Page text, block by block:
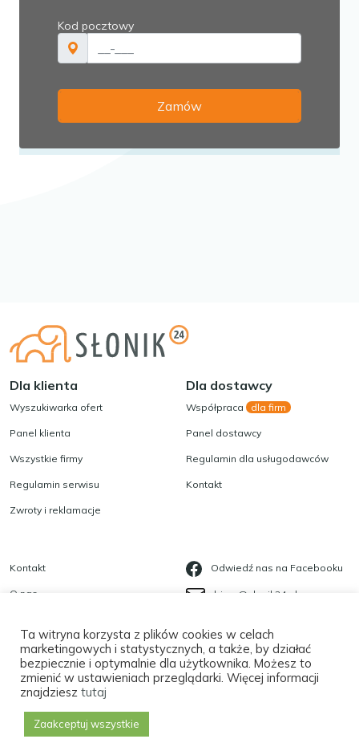
Dla klienta
Wyszukiwarka ofert
Panel klienta
Wszystkie firmy
Regulamin serwisu
Zwroty i reklamacje
Dla dostawcy
Współpraca dla firm
Panel dostawcy
Regulamin dla usługodawców
Kontakt
Kontakt
O nas
Polityka prywatności
Płatności
Odwiedź nas na Facebooku
biuro@slonik24.pl
Ta witryna korzysta z plików cookies w celach
marketingowych i statystycznych, a także, by działać
bezpiecznie i optymalnie dla użytkownika. Możesz to
zmienić w ustawieniach przeglądarki. Więcej informacji
znajdziesz tutaj
Zaakceptuj wszystkie